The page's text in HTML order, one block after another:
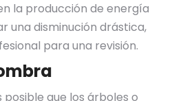
la producción de energía
una disminución drástica,
para una revisión.
que los árboles o